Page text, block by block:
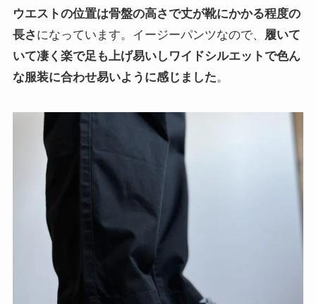
ウエストの位置は骨盤の高さで丈が靴にかかる程度の
長さ になっています。イージーパンツなので、
履いて
いて凄く楽で足も上げ易いしワイドシルエットで色ん
な服装に合わせ易いように感じました。